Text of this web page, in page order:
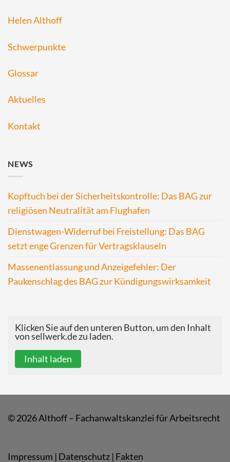
Helen Althoff
Schwerpunkte
Glossar
Aktuelles
Kontakt
NEWS
Kopftuch bei der Sicherheitskontrolle: Das BAG zur
religiösen Neutralität am Flughafen
Dienstwagen-Widerruf bei Freistellung: Das BAG
setzt enge Grenzen für Vertragsklauseln
Massenentlassung und Anzeigefehler: Der
Paukenschlag des BAG zur Kündigungswirksamkeit
Klicken Sie auf den unteren Button, um den Inhalt
von sellwerk.de zu laden.
Inhalt laden
© 2026 Althoff – Fachanwaltskanzlei für Arbeitsrecht
Impressum | Datenschutz | Fakten